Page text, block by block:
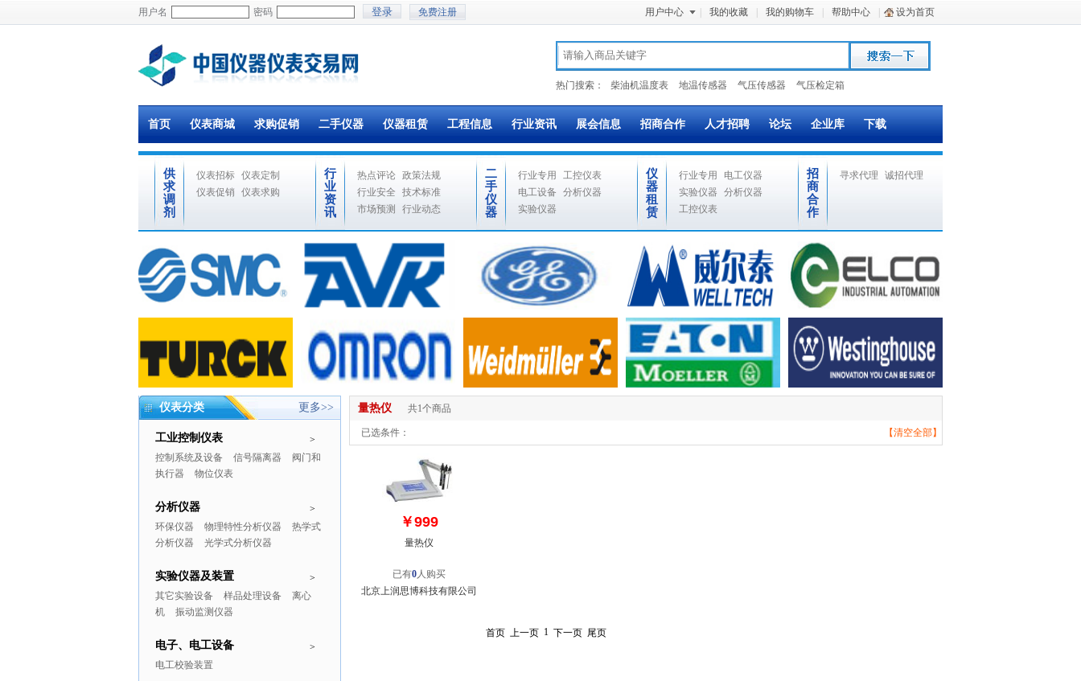
用户名 密码 免费注册 用户中心 我的收藏 我的购物车 帮助中心 设为首页
热门搜索： 柴油机温度表 地温传感器 气压传感器 气压检定箱
首页 仪表商城 求购促销 二手仪器 仪器租赁 工程信息 行业资讯 展会信息 招商合作 人才招聘 论坛 企业库 下载
供
求
调
剂
仪表招标 仪表定制
仪表促销
仪表求购
行
业
资
讯
热点评论 政策法规
行业安全
技术标准
市场预测
行业动态
二
手
仪
器
行业专用
工控仪表
电工设备
分析仪器
实验仪器
仪
器
租
赁
行业专用
电工仪器
实验仪器
分析仪器
工控仪表
招
商
合
作
寻求代理 诚招代理
仪表分类 更多>>
>
工业控制仪表
控制系统及设备 信号隔离器
阀门和
执行器
物位仪表
>
分析仪器
环保仪器 物理特性分析仪器
热学式
分析仪器
光学式分析仪器
>
实验仪器及装置
其它实验设备 样品处理设备
离心
机
振动监测仪器
>
电子、电工设备
电工校验装置
量热仪 共1个商品
【清空全部】
已选条件：
￥999
量热仪
已有0人购买
北京上润思博科技有限公司
首页 上一页 1 下一页 尾页